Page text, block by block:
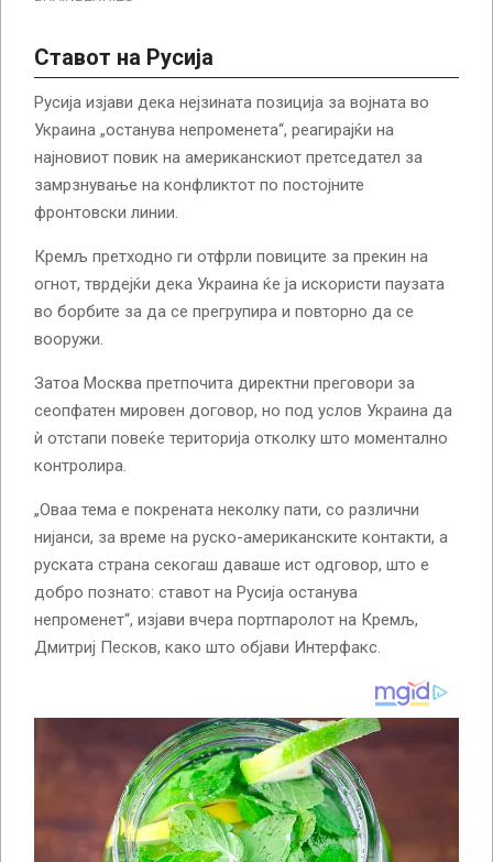
Ставот на Русија
Русија изјави дека нејзината позиција за војната во
Украина „останува непроменета“, реагирајќи на
најновиот повик на американскиот претседател за
замрзнување на конфликтот по постојните
фронтовски линии.
Кремљ претходно ги отфрли повиците за прекин на
огнот, тврдејќи дека Украина ќе ја искористи паузата
во борбите за да се прегрупира и повторно да се
вооружи.
Затоа Москва претпочита директни преговори за
сеопфатен мировен договор, но под услов Украина да
ѝ отстапи повеќе територија отколку што моментално
контролира.
„Оваа тема е покрената неколку пати, со различни
нијанси, за време на руско-американските контакти, а
руската страна секогаш даваше ист одговор, што е
добро познато: ставот на Русија останува
непроменет“, изјави вчера портпаролот на Кремљ,
Дмитриј Песков, како што објави Интерфакс.